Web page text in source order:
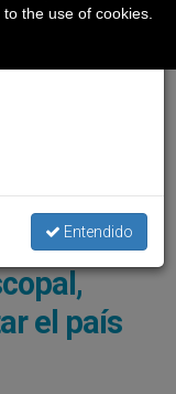
Con El Papa Francisco
el país
Entendido
the use of cookies.